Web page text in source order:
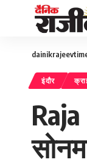
इंदौर